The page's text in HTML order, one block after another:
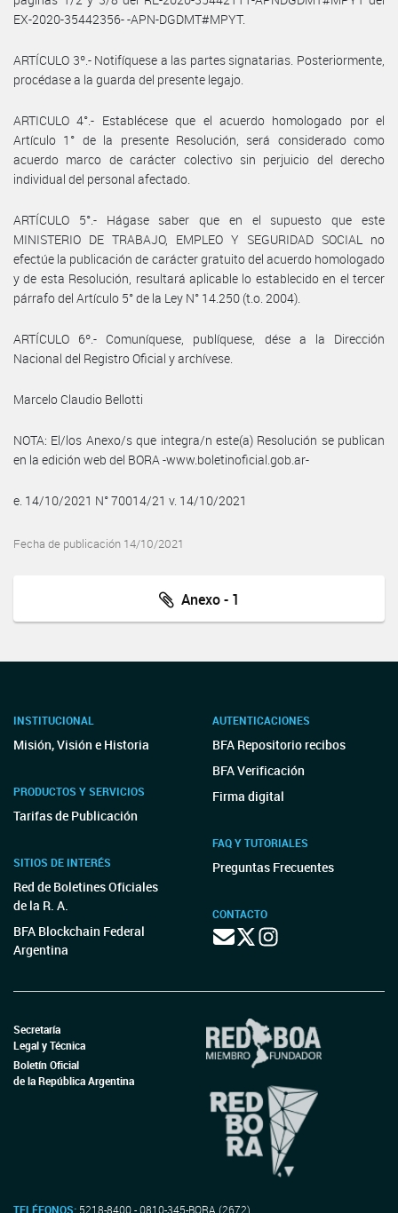
EX-2020-35442356- -APN-DGDMT#MPYT.
ARTÍCULO 3º.- Notifíquese a las partes signatarias. Posteriormente,
procédase a la guarda del presente legajo.
ARTICULO 4°.- Establécese que el acuerdo homologado por el
Artículo 1° de la presente Resolución, será considerado como
acuerdo marco de carácter colectivo sin perjuicio del derecho
individual del personal afectado.
ARTÍCULO 5°.- Hágase saber que en el supuesto que este
MINISTERIO DE TRABAJO, EMPLEO Y SEGURIDAD SOCIAL no
efectúe la publicación de carácter gratuito del acuerdo homologado
y de esta Resolución, resultará aplicable lo establecido en el tercer
párrafo del Artículo 5° de la Ley N° 14.250 (t.o. 2004).
ARTÍCULO 6º.- Comuníquese, publíquese, dése a la Dirección
Nacional del Registro Oficial y archívese.
Marcelo Claudio Bellotti
NOTA: El/los Anexo/s que integra/n este(a) Resolución se publican
en la edición web del BORA -www.boletinoficial.gob.ar-
e. 14/10/2021 N° 70014/21 v. 14/10/2021
Fecha de publicación 14/10/2021
Anexo - 1
INSTITUCIONAL
Misión, Visión e Historia
PRODUCTOS Y SERVICIOS
Tarifas de Publicación
SITIOS DE INTERÉS
Red de Boletines Oficiales
de la R. A.
BFA Blockchain Federal
Argentina
AUTENTICACIONES
BFA Repositorio recibos
BFA Verificación
Firma digital
FAQ Y TUTORIALES
Preguntas Frecuentes
CONTACTO
Secretaría
Legal y Técnica
Boletín Oficial
de la República Argentina
TELÉFONOS: 5218-8400 - 0810-345-BORA (2672)